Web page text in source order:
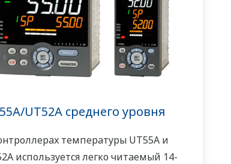
UT52A среднего уровня
температуры UT55A и
используется легко читаемый 14-